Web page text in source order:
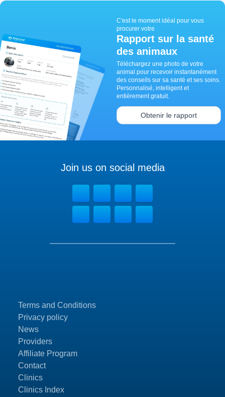
C'est le moment idéal pour vous
procurer votre
Rapport sur la santé
des animaux
Téléchargez une photo de votre
animal pour recevoir instantanément
des conseils sur sa santé et ses soins.
Personnalisé, intelligent et
entièrement gratuit.
Obtenir le rapport
Terms and Conditions
Privacy policy
News
Providers
Affiliate Program
Contact
Clinics
Clinics Index
Join us on social media